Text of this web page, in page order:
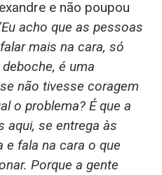
e não poupou
acho que as pessoas
mais na cara, só
é uma
não tivesse coragem
o problema? É que a
aqui, se entrega às
e fala na cara o que
Porque a gente